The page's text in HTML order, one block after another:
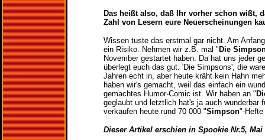
Das heißt also, daß Ihr vorher schon wißt,
Zahl von Lesern eure Neuerscheinungen
Wissen tuste das erstmal gar nicht. Am
ein Risiko. Nehmen wir z.B. mal " Die
November gestartet haben. Da hat uns jeder
überlegt euch das gut. 'Die Simpsons', die
Jahren echt in, aber heute kräht kein Hahn
haben wir's gemacht, weil das einfach ein
gemachtes Humor-Comic ist. Wir haben an "
geglaubt und letztlich hat's ja auch wunderbar
verkaufen heute rund 70 000 "Simpson"-
Dieser Artikel erschien in Spookie Nr.5, Mai